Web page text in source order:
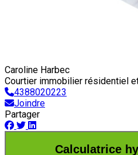
Caroline Harbec
Courtier immobilier résidentiel
4388020223
Joindre
Partager
Calculatrice